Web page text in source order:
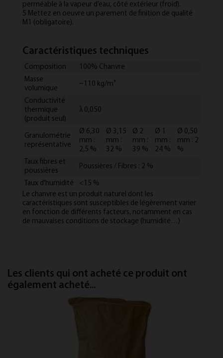
perméable à la vapeur d’eau, côté extérieur (froid).
5 Mettez en oeuvre un parement de finition de qualité
M1 (obligatoire).
Caractéristiques techniques
Composition
100% Chanvre
Masse
volumique
~110 kg/m³
Conductivité
thermique
(produit seul)
λ 0,050
Granulométrie
représentative
Ø 6,30
mm :
2,5 %
Ø 3,15
mm :
32 %
Ø 2
mm :
39 %
Ø 1
mm :
24 %
Ø 0,50
mm : 2
%
Taux fibres et
poussières
Poussières / Fibres : 2 %
Taux d'humidité
<15 %
Le chanvre est un produit naturel dont les
caractéristiques sont susceptibles de légèrement varier
en fonction de différents facteurs, notamment en cas
de mauvaises conditions de stockage (humidité…)
Les clients qui ont acheté ce produit ont
également acheté...